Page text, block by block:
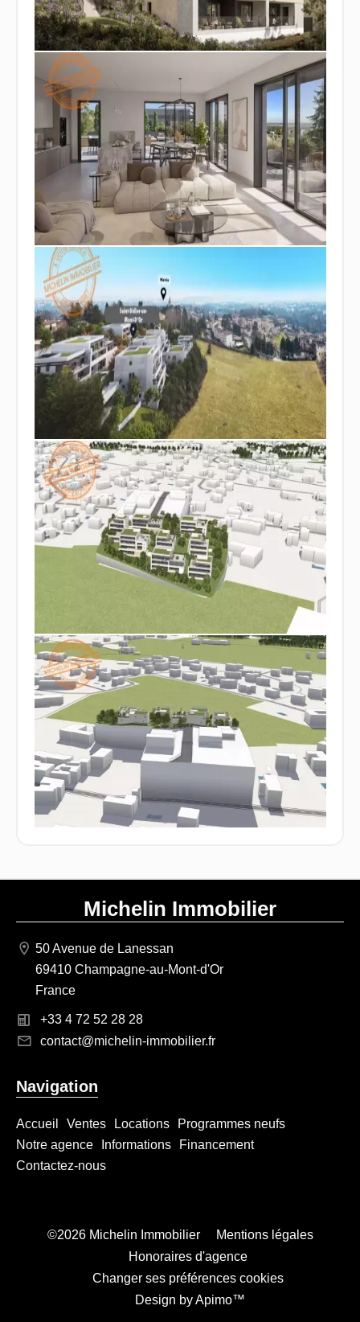
Michelin Immobilier
50 Avenue de Lanessan
69410 Champagne-au-Mont-d'Or
France
+33 4 72 52 28 28
contact@michelin-immobilier.fr
Navigation
Accueil Ventes Locations
Programmes neufs
Notre agence
Informations
Financement
Contactez-nous
©2026 Michelin Immobilier
Mentions légales
Honoraires d'agence
Changer ses préférences cookies
Design byApimo™